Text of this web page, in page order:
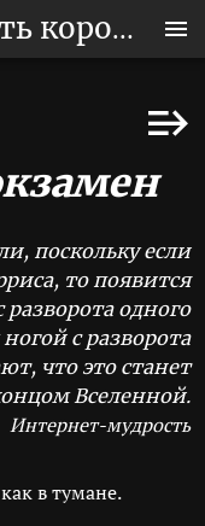
Жечь мосты и грабить корованы
поскольку если
то появится
разворота одного
с разворота
что это станет
Вселенной.
Интернет-мудрость
в тумане.